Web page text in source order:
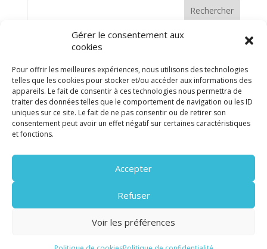
Gérer le consentement aux
cookies
Pour offrir les meilleures expériences, nous utilisons des technologies
telles que les cookies pour stocker et/ou accéder aux informations des
appareils. Le fait de consentir à ces technologies nous permettra de
traiter des données telles que le comportement de navigation ou les ID
uniques sur ce site. Le fait de ne pas consentir ou de retirer son
consentement peut avoir un effet négatif sur certaines caractéristiques
et fonctions.
Accepter
Refuser
Voir les préférences
Rechercher
être informé(s) dès que possible des